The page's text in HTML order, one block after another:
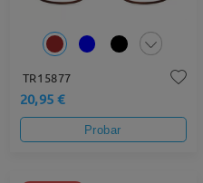
TR15877
20,95 €
Probar